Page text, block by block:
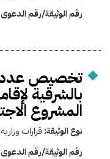
رقم الوثيقة/رقم
بالشرقية
المشروع
نوع الوثيقة: قرارات وزارية
رقم الوثيقة/رقم